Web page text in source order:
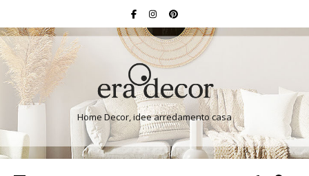
Home Decor, idee arredamento casa